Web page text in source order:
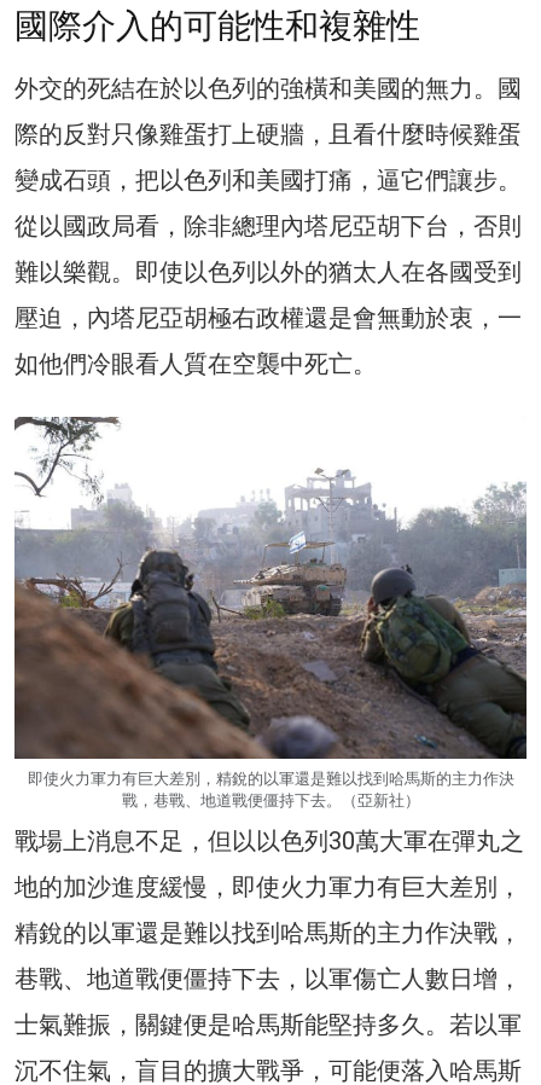
國際介入的可能性和複雜性
外交的死結在於以色列的強橫和美國的無力。國
際的反對只像雞蛋打上硬牆，且看什麼時候雞蛋
變成石頭，把以色列和美國打痛，逼它們讓步。
從以國政局看，除非總理內塔尼亞胡下台，否則
難以樂觀。即使以色列以外的猶太人在各國受到
壓迫，內塔尼亞胡極右政權還是會無動於衷，一
如他們冷眼看人質在空襲中死亡。
即使火力軍力有巨大差別，精銳的以軍還是難以找到哈馬斯的主力作決
戰，巷戰、地道戰便僵持下去。（亞新社）
戰場上消息不足，但以以色列30萬大軍在彈丸之
地的加沙進度緩慢，即使火力軍力有巨大差別，
精銳的以軍還是難以找到哈馬斯的主力作決戰，
巷戰、地道戰便僵持下去，以軍傷亡人數日增，
士氣難振，關鍵便是哈馬斯能堅持多久。若以軍
沉不住氣，盲目的擴大戰爭，可能便落入哈馬斯